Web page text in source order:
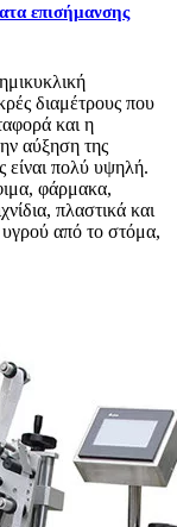
επισήμανσης
διαμέτρους που
και η
αύξηση της
είναι πολύ υψηλή.
φάρμακα,
πλαστικά και
από το στόμα,